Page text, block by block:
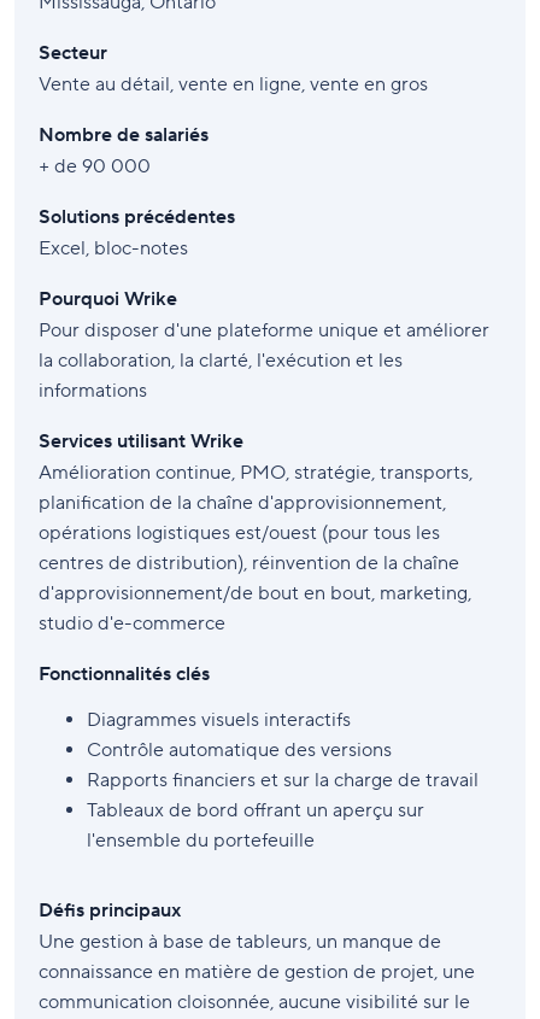
Secteur
Vente au détail, vente en ligne, vente en gros
Nombre de salariés
+ de 90 000
Solutions précédentes
Excel, bloc-notes
Pourquoi Wrike
Pour disposer d'une plateforme unique et améliorer
la collaboration, la clarté, l'exécution et les
informations
Services utilisant Wrike
Amélioration continue, PMO, stratégie, transports,
planification de la chaîne d'approvisionnement,
opérations logistiques est/ouest (pour tous les
centres de distribution), réinvention de la chaîne
d'approvisionnement/de bout en bout, marketing,
studio d'e-commerce
Fonctionnalités clés
Diagrammes visuels interactifs
Contrôle automatique des versions
Rapports financiers et sur la charge de travail
Tableaux de bord offrant un aperçu sur
l'ensemble du portefeuille
Défis principaux
Une gestion à base de tableurs, un manque de
connaissance en matière de gestion de projet, une
communication cloisonnée, aucune visibilité sur le